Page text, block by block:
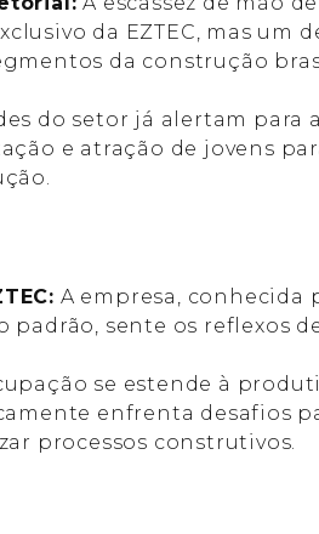
da EZTEC, mas um
da construção
do setor já alertam para
e atração de jovens
A empresa, conhecida
padrão, sente os reflexos
se estende à
enfrenta desafios
processos construtivos.